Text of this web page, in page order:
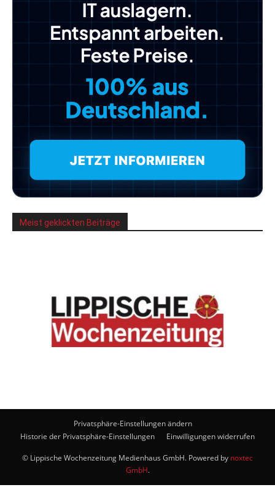
Meist geklickten Beiträge
Privatsphäre-Einstellungen ändern
Historie der Privatsphäre-Einstellungen
Einwilligungen widerrufen
© Lippische Wochenzeitung Medienhaus GmbH. Powered by noxtec
GmbH.